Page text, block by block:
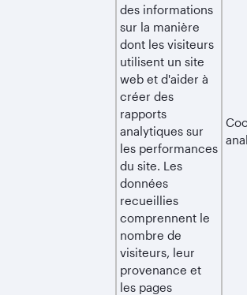
des informations
sur la manière
dont les visiteurs
utilisent un site
web et d'aider à
créer des
rapports
analytiques sur
les performances
du site. Les
données
recueillies
comprennent le
nombre de
visiteurs, leur
provenance et
les pages